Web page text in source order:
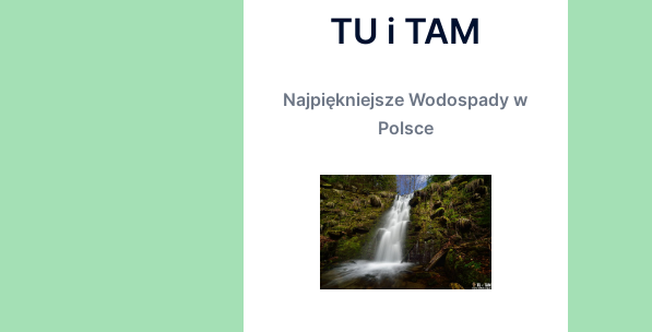
TU i TAM
Najpiękniejsze Wodospady w
Polsce